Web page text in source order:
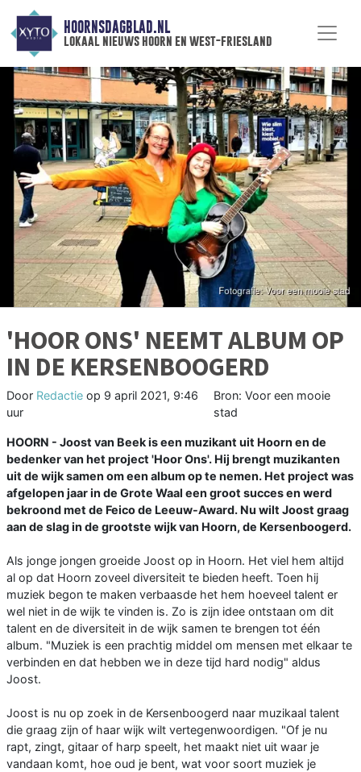
HOORNSDAGBLAD.NL
lokaal nieuws hoorn en west-friesland
'HOOR ONS' NEEMT ALBUM OP
IN DE KERSENBOOGERD
Door Redactie op 9 april 2021, 9:46
uur
Bron: Voor een mooie
stad
HOORN - Joost van Beek is een muzikant uit Hoorn en de
bedenker van het project 'Hoor Ons'. Hij brengt muzikanten
uit de wijk samen om een album op te nemen. Het project was
afgelopen jaar in de Grote Waal een groot succes en werd
bekroond met de Feico de Leeuw-Award. Nu wilt Joost graag
aan de slag in de grootste wijk van Hoorn, de Kersenboogerd.
Als jonge jongen groeide Joost op in Hoorn. Het viel hem altijd
al op dat Hoorn zoveel diversiteit te bieden heeft. Toen hij
muziek begon te maken verbaasde het hem hoeveel talent er
wel niet in de wijk te vinden is. Zo is zijn idee ontstaan om dit
talent en de diversiteit in de wijk samen te brengen tot één
album. "Muziek is een prachtig middel om mensen met elkaar te
verbinden en dat hebben we in deze tijd hard nodig" aldus
Joost.
Joost is nu op zoek in de Kersenboogerd naar muzikaal talent
die graag zijn of haar wijk wilt vertegenwoordigen. "Of je nu
rapt, zingt, gitaar of harp speelt, het maakt niet uit waar je
vandaan komt, hoe oud je bent, wat voor soort muziek je